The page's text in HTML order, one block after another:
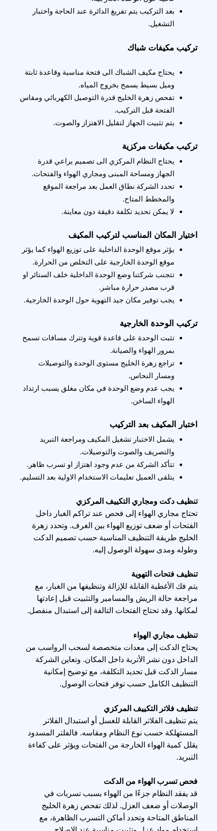
التشغيل.
تركيب مكيفات شباك
وميل بسيط يسمح بخروج المياه.
الفتحة قبل التركيب.
يتم تثبيت الجهاز لتقليل الاهتزاز والصوت.
تركيب مكيفات مركزية
الجهاز ومساحة المبنى ومجاري الهواء والفتحات.
والمخطط المتاح.
لا يمكن تحديد تكلفة دقيقة دون معاينة.
اختيار المكان المناسب لتركيب المكيف
موقع الوحدة الخارجية على التخلص من الحرارة.
قرب مصدر حرارة مباشر.
يجب توفير مكان جيد التهوية حول الوحدة الخارجية.
تركيب الوحدة الخارجية
بمرور الهواء والصيانة.
ومسار النحاس.
الهواء الساخن.
اختبار المكيف بعد التركيب
والتصريف والصوت والتوصيلات.
تتأكد الشركة من عدم وجود اهتزاز او تسرب ظاهر.
يتلقى العميل تعليمات الاستخدام الاولية بعد التسليم.
تنظيف دكت ومجاري التكييف المركزي
تحتاج مجاري الهواء إلى فحص عند تراكم الغبار داخل
الفتحات أو ضعف توزيع الهواء بين الغرف. وتحدد زهرة
الخليج طريقة التنظيف المناسبة حسب تصميم الدكت
وطوله ومدى سهولة الوصول إليه.
تنظيف فتحات التهوية
يتم فك الأغطية القابلة للإزالة وتنظيفها من الغبار، مع
مراجعة حالة الريش والمسامير والتثبيت قبل إعادتها
لمكانها. وقد تحتاج الفتحات التالفة إلى استبدال منفصل.
تنظيف مجاري الهواء
يحتاج الدكت إلى معدات متخصصة لسحب الرواسب من
الداخل دون نشر الأتربة داخل المكان. وتعاين الشركة
مسار الدكت قبل تحديد التكلفة، مع توضيح إمكانية
التنظيف الكامل حسب توفر فتحات الوصول.
تنظيف فلاتر التكييف المركزي
يتم تنظيف الفلاتر القابلة للغسل أو استبدال الفلاتر
المستهلكة حسب نوع النظام ومقاسه. فالفلتر المسدود
يقلل كمية الهواء الخارجة من الفتحات ويؤثر على كفاءة
التبريد.
فحص تسرب الهواء من الدكت
قد يفقد النظام جزءًا من الهواء بسبب تسربات في
الوصلات أو ضعف العزل. لذلك تفحص زهرة الخليج
المناطق المتاحة وتحدد أماكن التسرب الظاهرة، مع